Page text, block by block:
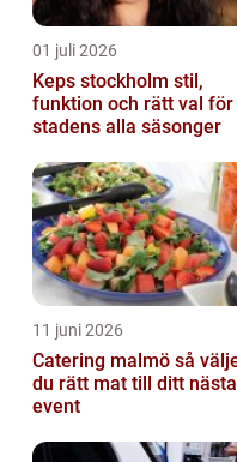
01 juli 2026
Keps stockholm stil,
funktion och rätt val för
stadens alla säsonger
11 juni 2026
Catering malmö så väljer
du rätt mat till ditt nästa
event